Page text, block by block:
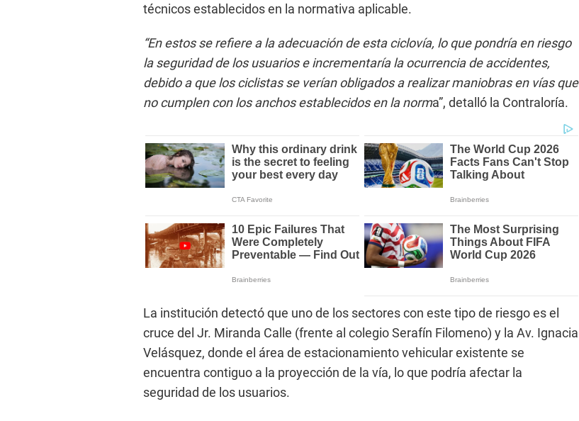
técnicos establecidos en la normativa aplicable.
“En estos se refiere a la adecuación de esta ciclovía, lo que pondría en riesgo
la seguridad de los usuarios e incrementaría la ocurrencia de accidentes,
debido a que los ciclistas se verían obligados a realizar maniobras en vías que
no cumplen con los anchos establecidos en la norma”, detalló la Contraloría.
La institución detectó que uno de los sectores con este tipo de riesgo es el
cruce del Jr. Miranda Calle (frente al colegio Serafín Filomeno) y la Av. Ignacia
Velásquez, donde el área de estacionamiento vehicular existente se
encuentra contiguo a la proyección de la vía, lo que podría afectar la
seguridad de los usuarios.